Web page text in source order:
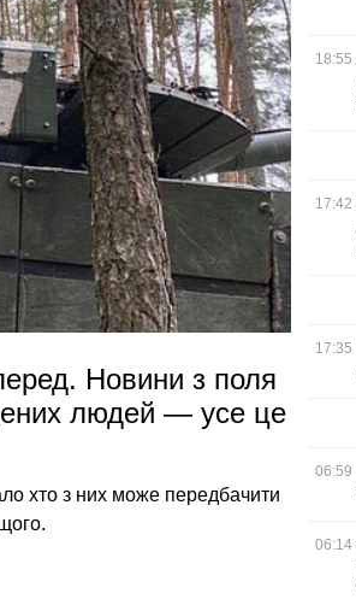
Новини з поля
людей — усе це
хто з них може передбачити
18:55
17:42
17:35
06:59
06:14